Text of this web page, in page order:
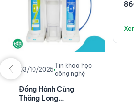
03/10/2025
Tin khoa học
công nghệ
Đồng Hành Cùng
Thăng Long